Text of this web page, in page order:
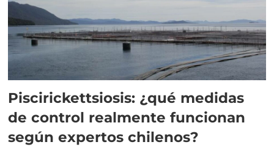
Piscirickettsiosis: ¿qué medidas
de control realmente funcionan
según expertos chilenos?